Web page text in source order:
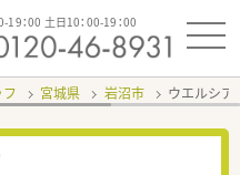
19：00 土日10：00-19：00
宮城県 岩沼市 ウエルシ